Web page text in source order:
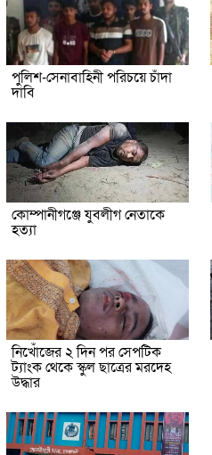
পুলিশ-সেনাবাহিনী পরিচয়ে চাঁদা
দাবি
কোম্পানীগঞ্জে যুবলীগ নেতাকে
হত্যা
নিখোঁজের ২ দিন পর সেপটিক
ট্যাংক থেকে স্কুল ছাত্রের মরদেহ
উদ্ধার